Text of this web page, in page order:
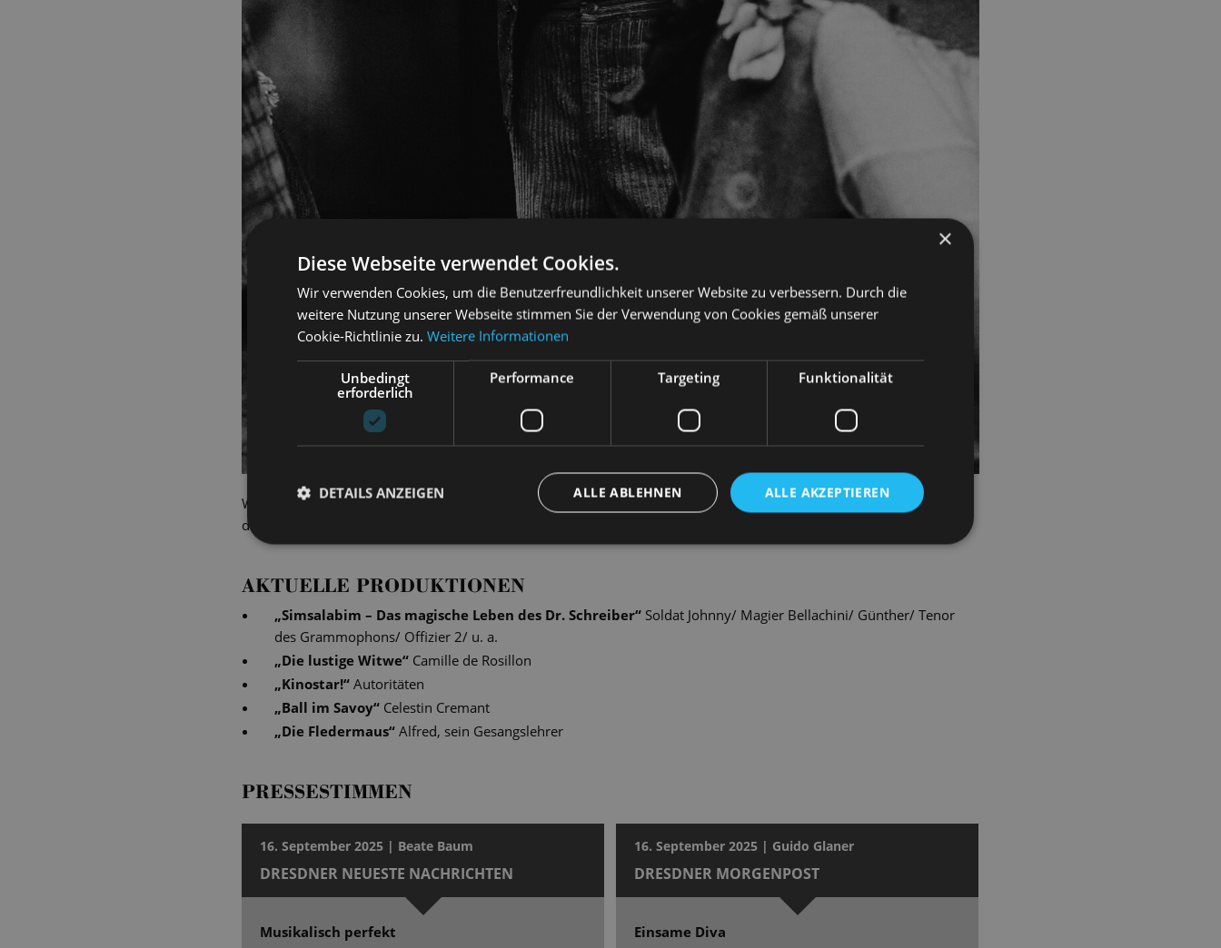
Während unserer Vorstellungen entstanden stimmungsvolle Fotografien unserer Solist*innen. Mit feinem Gespür für
den Moment fing Lutz Michen authentische und intime Szenen hinter den Kulissen ein.
AKTUELLE PRODUKTIONEN
„Simsalabim – Das magische Leben des Dr. Schreiber“ Soldat Johnny/ Magier Bellachini/ Günther/ Tenor
des Grammophons/ Offizier 2/ u. a.
„Die lustige Witwe“ Camille de Rosillon
„Kinostar!“ Autoritäten
„Ball im Savoy“ Celestin Cremant
„Die Fledermaus“ Alfred, sein Gesangslehrer
PRESSESTIMMEN
16. September 2025 | Beate Baum
DRESDNER NEUESTE NACHRICHTEN
Musikalisch perfekt
16. September 2025 | Guido Glaner
DRESDNER MORGENPOST
Einsame Diva
×
Diese Webseite verwendet Cookies.
Wir verwenden Cookies, um die Benutzerfreundlichkeit unserer Website zu verbessern. Durch die
weitere Nutzung unserer Webseite stimmen Sie der Verwendung von Cookies gemäß unserer
Cookie-Richtlinie zu. Weitere Informationen
Unbedingt
erforderlich
Performance Targeting Funktionalität
ALLE AKZEPTIEREN
ALLE ABLEHNEN
DETAILS ANZEIGEN